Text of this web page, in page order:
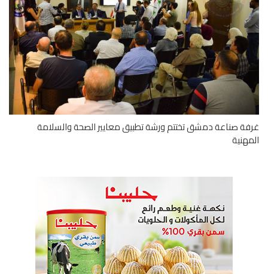
صناعة دمشق تختتم ورشة تطبيق معايير الصحة والسلامة